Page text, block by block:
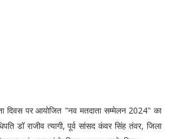
दिवस पर आयोजित "नव मतदाता सम्मेलन 2024" का
डॉ राजीव त्यागी, पूर्व सांसद कंवर सिंह तंवर, जिला